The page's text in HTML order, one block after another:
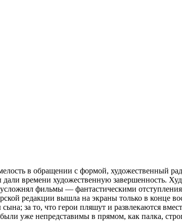
в обращении с формой, художественный
времени художественную завершенность.
фильмы — фантастическими
редакции вышла на экраны только в конце
за то, что герои пляшут и развлекаются
уже непредставимы в прямом, как палка,